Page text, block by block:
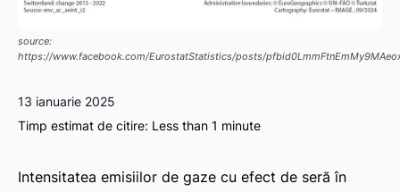
source:
https://www.facebook.com/EurostatStatistics/posts/
13 ianuarie 2025
Timp estimat de citire: Less than 1 minute
Intensitatea emisiilor de gaze cu efect de seră în